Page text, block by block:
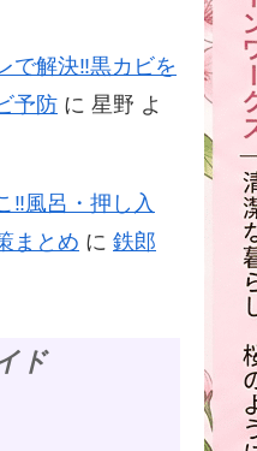
で解決‼黒カビを
予防 に 星野 よ
‼風呂・押し入
まとめ に 鉄郎
ド